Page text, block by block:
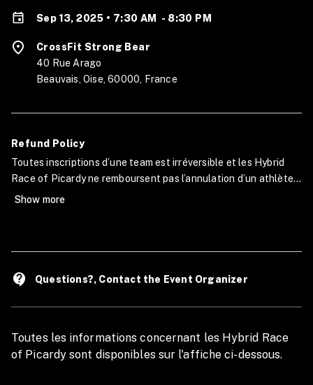
Toutes les informations concernant les Hybrid Race
of Picardy sont disponibles sur l'affiche ci-dessous.
Sep 13, 2025 • 7:30 AM - 8:30 PM
CrossFit Strong Bear
40 Rue Arago
Beauvais, Oise, 60000, France
Refund Policy
Toutes inscriptions d’une team est irréversible et les Hybrid
Race of Picardy ne remboursent pas l’annulation d’un athlète
ou d’une équipe. Cependant, en cas de blessure ou d’imprévu
suivent (soit jusqu'au 13 Septembre 2026). Néanmoins, si nous
nous engageons à rembourser au minimum 2/3 du prix (afin de
Show more
contact_support Questions?, Contact the Event Organizer